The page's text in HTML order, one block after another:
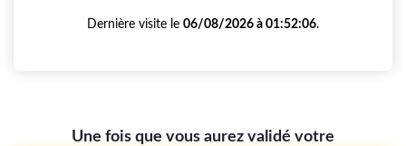
Dernière visite le 06/08/2026 à 01:52:06.
Une fois que vous aurez validé votre